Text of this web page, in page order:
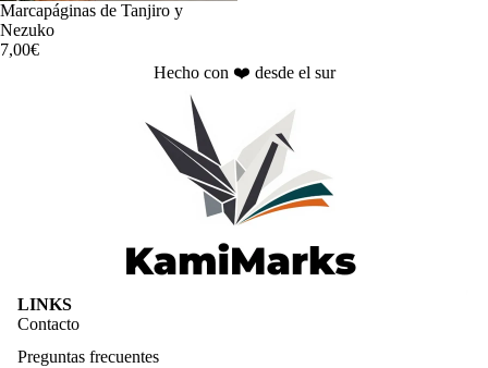
Marcapáginas de Tanjiro y
Nezuko
7,00€
Hecho con ❤️ desde el sur
LINKS
Contacto
Preguntas frecuentes